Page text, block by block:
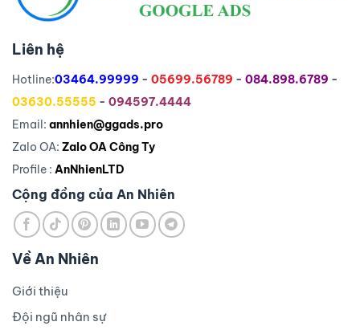
Liên hệ
Hotline:03464.99999 - 05699.56789 - 084.898.6789 -
03630.55555 - 094597.4444
Email: annhien@ggads.pro
Zalo OA: Zalo OA Công Ty
Profile : AnNhienLTD
Cộng đồng của An Nhiên
Về An Nhiên
Giới thiệu
Đội ngũ nhân sự